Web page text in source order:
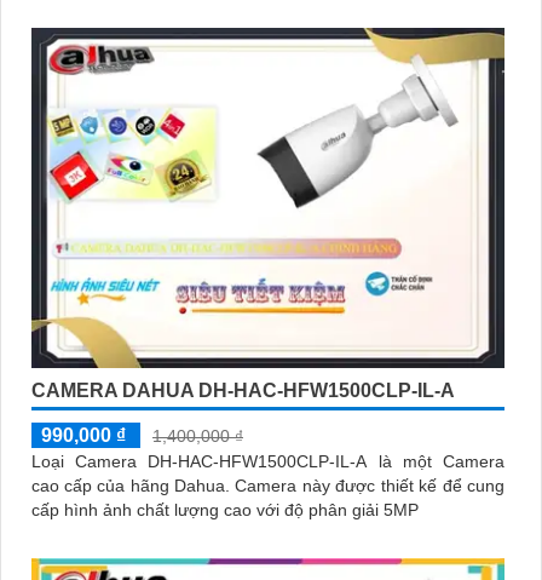
CAMERA DAHUA DH-HAC-HFW1500CLP-IL-A
990,000 ₫
1,400,000 ₫
Loại Camera DH-HAC-HFW1500CLP-IL-A là một Camera
cao cấp của hãng Dahua. Camera này được thiết kế để cung
cấp hình ảnh chất lượng cao với độ phân giải 5MP